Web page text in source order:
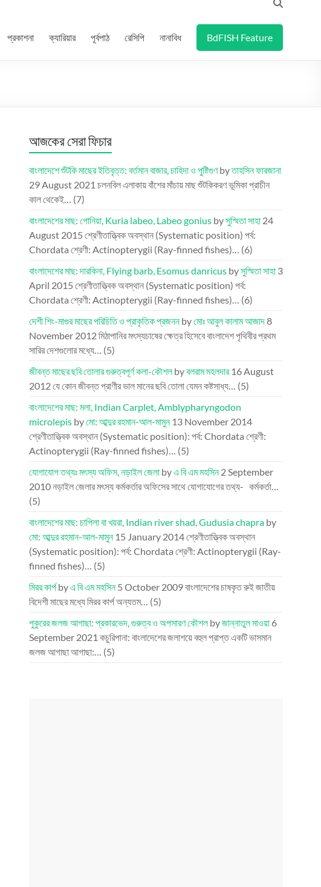
প্রকাশনা ক্যারিয়ার পূর্বপাঠ রেসিপি নানাবিধ BdFISH Feature
আজকের সেরা ফিচার
বাংলাদেশে শুঁটকি মাছের ইতিবৃত্ত: বর্তমান বাজার, চাহিদা ও পুষ্টিগুণbyতাহসিন ফারজানা
29 August 2021 চলনবিল এলাকায় বাঁশের মাঁচায় মাছ শুঁটকিকরণ ভূমিকা প্রাচীন
কাল থেকেই… (7)
বাংলাদেশের মাছ: গোনিয়া, Kuria labeo, Labeo gonius byসুস্মিতা সাহা 24
August 2015 শ্রেণীতাত্ত্বিক অবস্থান (Systematic position) পর্ব:
Chordata শ্রেণী: Actinopterygii (Ray-finned fishes)… (6)
বাংলাদেশের মাছ: দারকিনা, Flying barb, Esomus danricus byসুস্মিতা সাহা 3
April 2015 শ্রেণীতাত্ত্বিক অবস্থান (Systematic position) পর্ব:
Chordata শ্রেণী: Actinopterygii (Ray-finned fishes)… (6)
দেশী শিং-মাগুর মাছের পরিচিতি ও প্রাকৃতিক প্রজননbyমোঃ আবুল কালাম আজাদ8
November 2012মিঠাপানির মৎস্যচাষের ক্ষেত্র হিসেবে বাংলাদেশ পৃথিবীর প্রথম
সারির দেশগুলোর মধ্যে… (5)
জীবন্ত মাছের ছবি তোলার গুরুত্বপূর্ণ কলা-কৌশলbyবলরাম মহলদার 16 August
2012যে কোন জীবন্ত প্রাণীর ভাল মানের ছবি তোলা যেমন কষ্টসাধ্য… (5)
বাংলাদেশের মাছ: মলা, Indian Carplet, Amblypharyngodon
microlepis byমো: আব্দুর রহমান-আল-মামুন 13 November 2014
শ্রেণীতাত্ত্বিক অবস্থান (Systematic position): পর্ব: Chordata শ্রেণী:
Actinopterygii (Ray-finned fishes)… (5)
যোগাযোগ তথ্যঃ মৎস্য অফিস, নড়াইল জেলা byএ বি এম মহসিন 2 September
2010নড়াইল জেলার মৎস্য কর্মকর্তার অফিসের সাথে যোগাযোগের তথ্য- কর্মকর্তা…
(5)
বাংলাদেশের মাছ: চাপিলা বা খয়রা, Indian river shad, Gudusia chapra by
মো: আব্দুর রহমান-আল-মামুন 15 January 2014শ্রেণীতাত্ত্বিক অবস্থান
(Systematic position): পর্ব: Chordata শ্রেণী: Actinopterygii (Ray-
finned fishes)… (5)
মিরর কার্পbyএ বি এম মহসিন 5 October 2009বাংলাদেশের চাষকৃত রুই জাতীয়
বিদেশী মাছের মধ্যে মিরর কার্প অন্যতম… (5)
পুকুরের জলজ আগাছা: প্রকারভেদ, গুরুত্ব ও অপসারণ কৌশলbyজান্নাতুল মাওয়া 6
September 2021 কচুরিপানা: বাংলাদেশের জলাশয়ে বহুল প্রাপ্ত একটি ভাসমান
জলজ আগাছা আগাছা:… (5)